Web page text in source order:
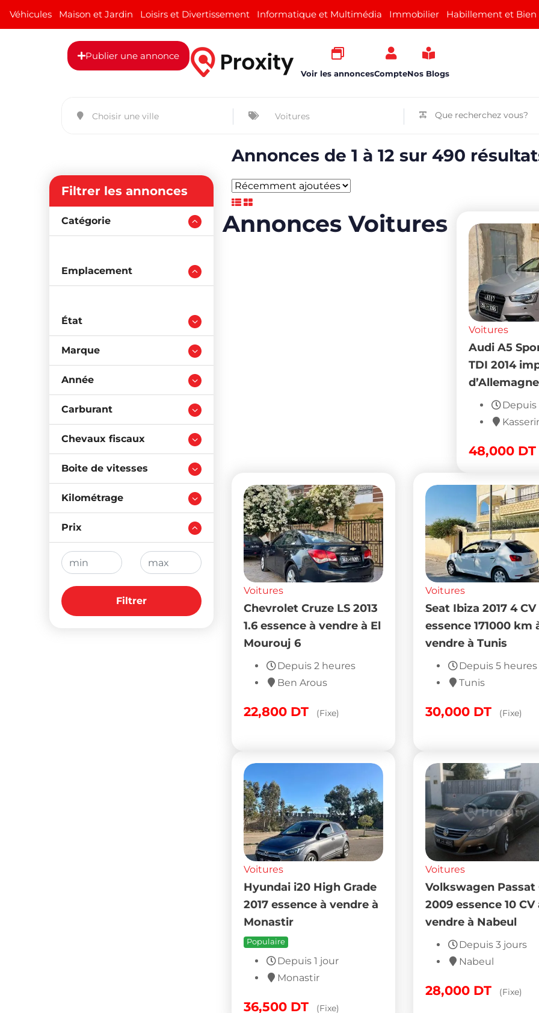
Véhicules Maison et Jardin Loisirs et Divertissement Informatique et Multimédia Immobilier Habillement et Bien
Publier une annonce
Voir les annoncesCompteNos Blogs
Filtrer les annonces
Catégorie
Kilométrage
Prix
Annonces de 1 à 12 sur 490
Annonces Voitures
Voitures
Audi A5
TDI 2014
Depuis
48,000 DT
Voitures
Chevrolet Cruze LS 2013
1.6 essence à vendre à El
Mourouj 6
Depuis 2 heures
Ben Arous
22,800 DT (Fixe)
Voitures
Seat Ibiza 2017 4 CV
essence 171000 km
vendre à Tunis
Depuis 5 heures
Tunis
30,000 DT (Fixe)
Voitures
Hyundai i20 High Grade
2017 essence à vendre à
Monastir
Populaire
Depuis 1 jour
Monastir
36,500 DT (Fixe)
Voitures
Volkswagen Passat
2009 essence 10 CV
vendre à Nabeul
Depuis 3 jours
Nabeul
28,000 DT (Fixe)